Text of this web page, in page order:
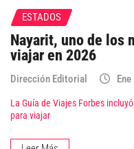
ESTADOS
Nayarit, uno de los
viajar en 2026
Dirección Editorial
La Guía de Viajes Forbes
para viajar